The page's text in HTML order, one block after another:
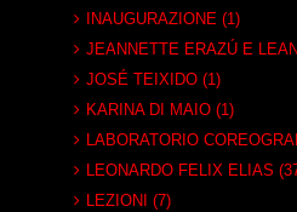
INAUGURAZIONE (1)
JEANNETTE ERAZÚ E
JOSÉ TEIXIDO (1)
KARINA DI MAIO (1)
LABORATORIO
LEONARDO FELIX ELIAS
LEZIONI (7)